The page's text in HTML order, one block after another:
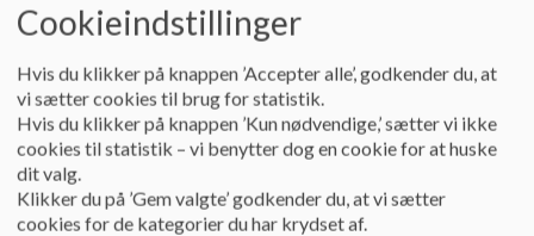
Vores dagtilbud
Om Børnehuset Sankt Jørgen
Vuggestuen
Børnehaven
Udeområder
Årshjul
Mad- og måltidspolitik
Tilsynsrapporter
Cookieindstillinger
Hvis du klikker på knappen ’Accepter alle’, godkender du, at
vi sætter cookies til brug for statistik.
Hvis du klikker på knappen ’Kun nødvendige,’ sætter vi ikke
cookies til statistik – vi benytter dog en cookie for at huske
dit valg.
Klikker du på ’Gem valgte’ godkender du, at vi sætter
cookies for de kategorier du har krydset af.